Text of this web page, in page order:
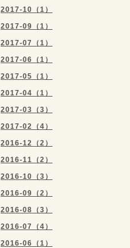
2017-10（1）
2017-09（1）
2017-07（1）
2017-06（1）
2017-05（1）
2017-04（1）
2017-03（3）
2017-02（4）
2016-12（2）
2016-11（2）
2016-10（3）
2016-09（2）
2016-08（3）
2016-07（4）
2016-06（1）